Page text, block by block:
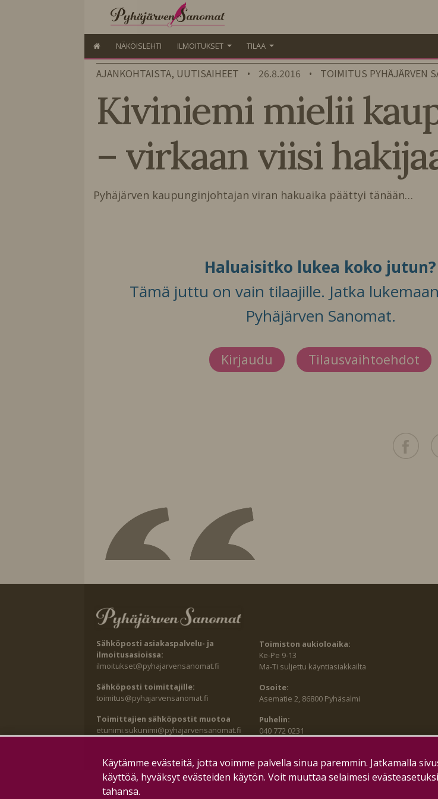
NÄKÖISLEHTI ILMOITUKSET TILAA
AJANKOHTAISTA, UUTISAIHEET • 26.8.2016 • TOIMITUS PYHÄJÄRVEN
Kiviniemi mielii
– virkaan viisi
Pyhäjärven kaupunginjohtajan viran hakuaika päättyi tänään…
Haluaisitko lukea koko jutun?
Tämä juttu on vain tilaajille. Jatka
Pyhäjärven Sanomat.
Kirjaudu Tilausvaihtoehdot
Sähköposti asiakaspalvelu- ja
ilmoitusasioissa:
ilmoitukset@pyhajarvensanomat.fi
Sähköposti toimittajille:
toimitus@pyhajarvensanomat.fi
Toimittajien sähköpostit muotoa
etunimi.sukunimi@pyhajarvensanomat.fi
Toimiston aukioloaika:
Ke-Pe 9-13
Ma-Ti suljettu käyntiasiakkailta
Osoite:
Asematie 2, 86800 Pyhäsalmi
Puhelin:
040 772 0231
Käytämme evästeitä, jotta voimme palvella sinua paremmin. Jatkamalla
käyttöä, hyväksyt evästeiden käytön. Voit muuttaa selaimesi
tahansa.